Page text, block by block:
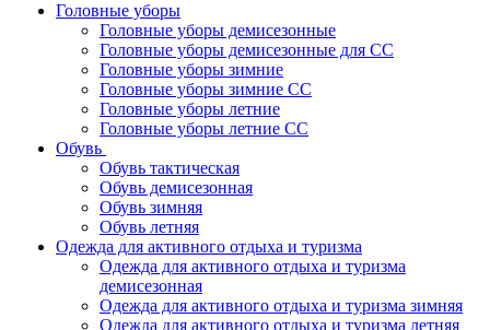
Головные уборы
Головные уборы демисезонные
Головные уборы демисезонные для СС
Головные уборы зимние
Головные уборы зимние СС
Головные уборы летние
Головные уборы летние СС
Обувь
Обувь тактическая
Обувь демисезонная
Обувь зимняя
Обувь летняя
Одежда для активного отдыха и туризма
Одежда для активного отдыха и туризма
демисезонная
Одежда для активного отдыха и туризма зимняя
Одежда для активного отдыха и туризма летняя